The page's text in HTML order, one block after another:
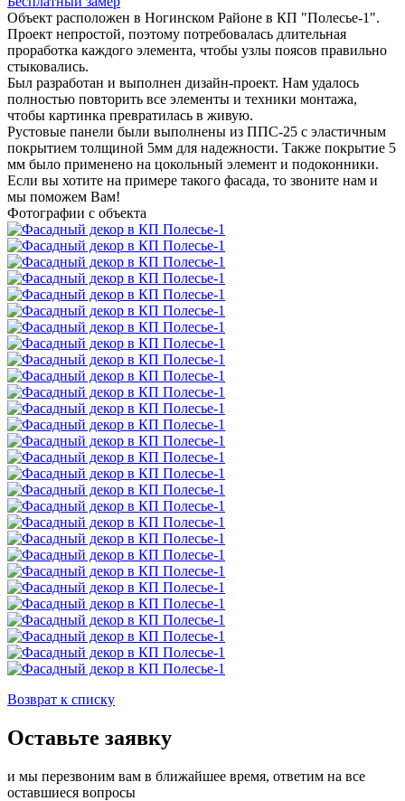
Объект расположен в Ногинском Районе в КП "Полесье-1".
Проект непростой, поэтому потребовалась длительная
проработка каждого элемента, чтобы узлы поясов правильно
стыковались.
Был разработан и выполнен дизайн-проект. Нам удалось
полностью повторить все элементы и техники монтажа,
чтобы картинка превратилась в живую.
Рустовые панели были выполнены из ППС-25 с эластичным
покрытием толщиной 5мм для надежности. Также покрытие 5
мм было применено на цокольный элемент и подоконники.
Если вы хотите на примере такого фасада, то звоните нам и
мы поможем Вам!
Фотографии с объекта
Возврат к списку
Оставьте заявку
и мы перезвоним вам в ближайшее время, ответим на все
оставшиеся вопросы